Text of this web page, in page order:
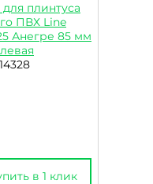
плинтуса
ПВХ Line
Анегре 85 мм
в 1 клик